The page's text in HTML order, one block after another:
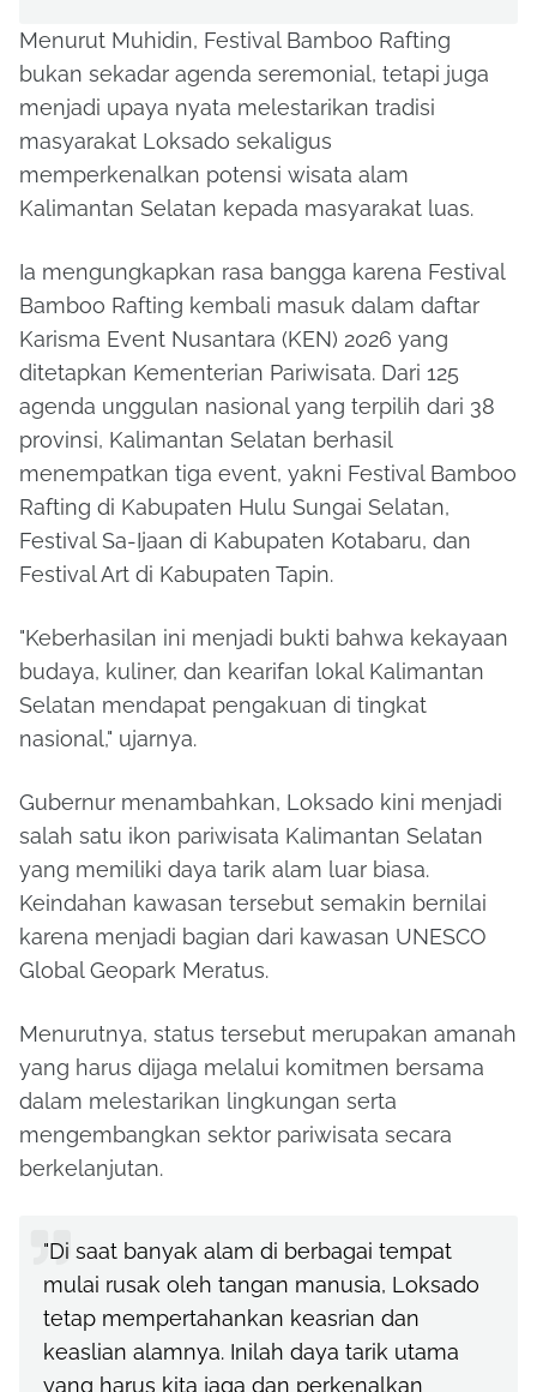
Menurut Muhidin, Festival Bamboo Rafting
bukan sekadar agenda seremonial, tetapi juga
menjadi upaya nyata melestarikan tradisi
masyarakat Loksado sekaligus
memperkenalkan potensi wisata alam
Kalimantan Selatan kepada masyarakat luas.
Ia mengungkapkan rasa bangga karena Festival
Bamboo Rafting kembali masuk dalam daftar
Karisma Event Nusantara (KEN) 2026 yang
ditetapkan Kementerian Pariwisata. Dari 125
agenda unggulan nasional yang terpilih dari 38
provinsi, Kalimantan Selatan berhasil
menempatkan tiga event, yakni Festival Bamboo
Rafting di Kabupaten Hulu Sungai Selatan,
Festival Sa-Ijaan di Kabupaten Kotabaru, dan
Festival Art di Kabupaten Tapin.
"Keberhasilan ini menjadi bukti bahwa kekayaan
budaya, kuliner, dan kearifan lokal Kalimantan
Selatan mendapat pengakuan di tingkat
nasional," ujarnya.
Gubernur menambahkan, Loksado kini menjadi
salah satu ikon pariwisata Kalimantan Selatan
yang memiliki daya tarik alam luar biasa.
Keindahan kawasan tersebut semakin bernilai
karena menjadi bagian dari kawasan UNESCO
Global Geopark Meratus.
Menurutnya, status tersebut merupakan amanah
yang harus dijaga melalui komitmen bersama
dalam melestarikan lingkungan serta
mengembangkan sektor pariwisata secara
berkelanjutan.
"Di saat banyak alam di berbagai tempat
mulai rusak oleh tangan manusia, Loksado
tetap mempertahankan keasrian dan
keaslian alamnya. Inilah daya tarik utama
yang harus kita jaga dan perkenalkan